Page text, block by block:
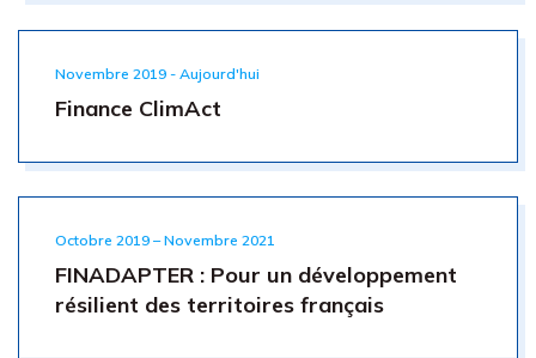
Novembre 2019 - Aujourd'hui
Finance ClimAct
Octobre 2019 – Novembre 2021
FINADAPTER : Pour un développement
résilient des territoires français